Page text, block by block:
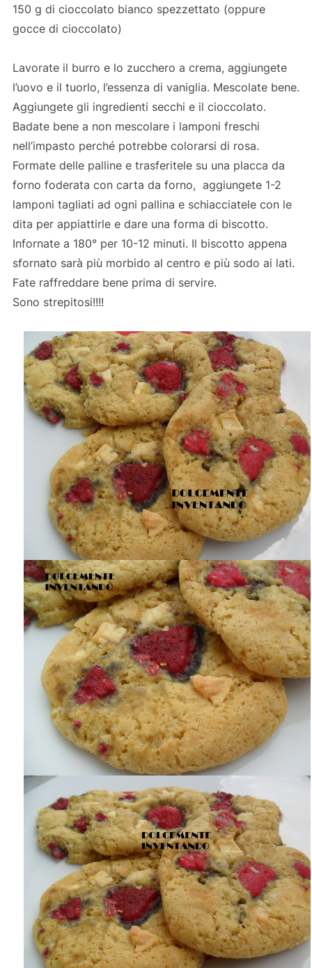
150 g di cioccolato bianco spezzettato (oppure
gocce di cioccolato)
Lavorate il burro e lo zucchero a crema, aggiungete
l’uovo e il tuorlo, l’essenza di vaniglia. Mescolate bene.
Aggiungete gli ingredienti secchi e il cioccolato.
Badate bene a non mescolare i lamponi freschi
nell’impasto perché potrebbe colorarsi di rosa.
Formate delle palline e trasferitele su una placca da
forno foderata con carta da forno, aggiungete 1-2
lamponi tagliati ad ogni pallina e schiacciatele con le
dita per appiattirle e dare una forma di biscotto.
Infornate a 180° per 10-12 minuti. Il biscotto appena
sfornato sarà più morbido al centro e più sodo ai lati.
Fate raffreddare bene prima di servire.
Sono strepitosi!!!!